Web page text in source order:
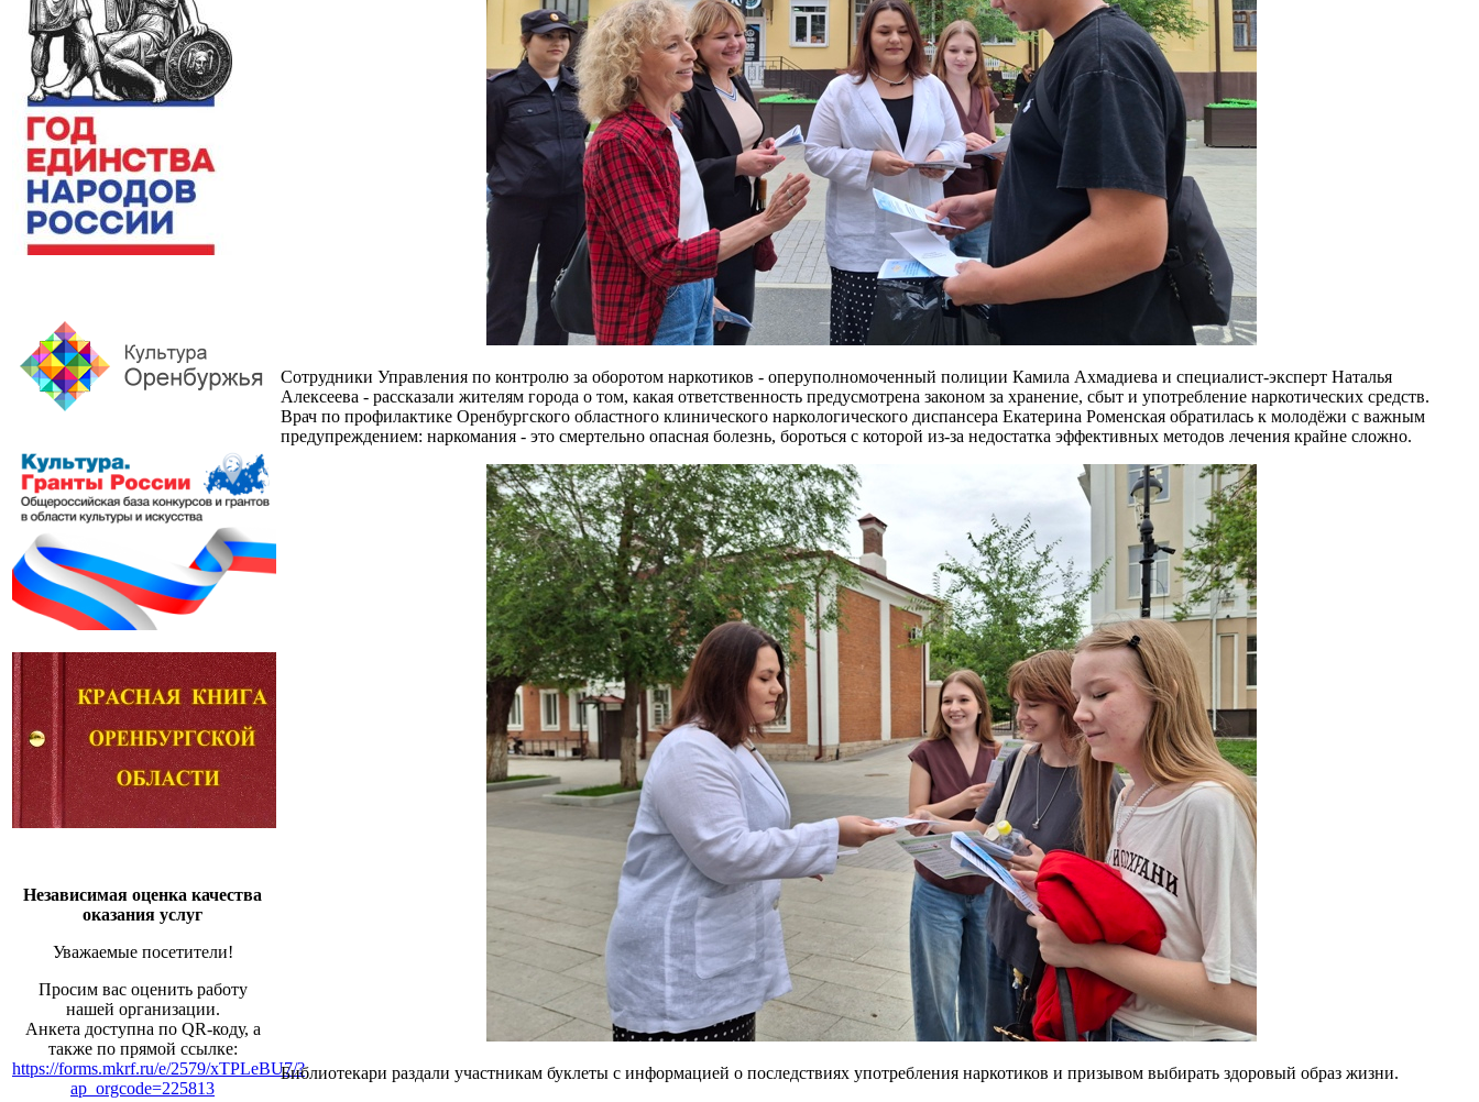
Независимая оценка качества
оказания услуг
Уважаемые посетители!
Просим вас оценить работу
нашей организации.
Анкета доступна по QR-коду, а
также по прямой ссылке:
https://forms.mkrf.ru/e/2579/xTPLeBU7/?
ap_orgcode=225813
Сотрудники Управления по контролю за оборотом наркотиков - оперуполномоченный полиции Камила Ахмадиева и специалист-эксперт Наталья
Алексеева - рассказали жителям города о том, какая ответственность предусмотрена законом за хранение, сбыт и употребление наркотических средств.
Врач по профилактике Оренбургского областного клинического наркологического диспансера Екатерина Роменская обратилась к молодёжи с важным
предупреждением: наркомания - это смертельно опасная болезнь, бороться с которой из-за недостатка эффективных методов лечения крайне сложно.
Библиотекари раздали участникам буклеты с информацией о последствиях употребления наркотиков и призывом выбирать здоровый образ жизни.